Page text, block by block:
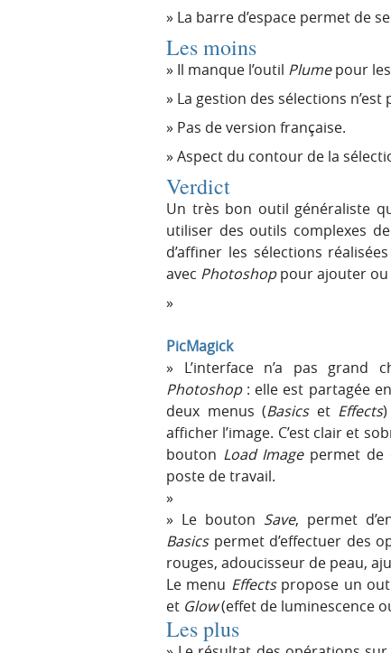
La barre d’espace permet de
Les moins
Il manque l’outil Plumepour
La gestion des sélections n’est
Pas de version française.
Aspect du contour de la
Verdict
Un très bon outil généraliste
utiliser des outils complexes
d’affiner les sélections
avec Photoshoppour ajouter ou
PicMagick
L’interface n’a pas
Photoshop: elle est partagée
deux menus (Basicset Effects
afficher l’image. C’est clair et
bouton Load Imagepermet de
poste de travail.
Le bouton Save, permet
Basicspermet d’effectuer des
rouges, adoucisseur de peau,
Le menu Effectspropose un
et Glow(effet de luminescence
Les plus